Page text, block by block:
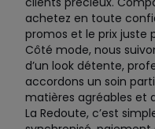
achetez en toute
promos et le prix juste
Côté mode, nous
d’un look détente,
accordons un soin
matières agréables et
La Redoute, c’est